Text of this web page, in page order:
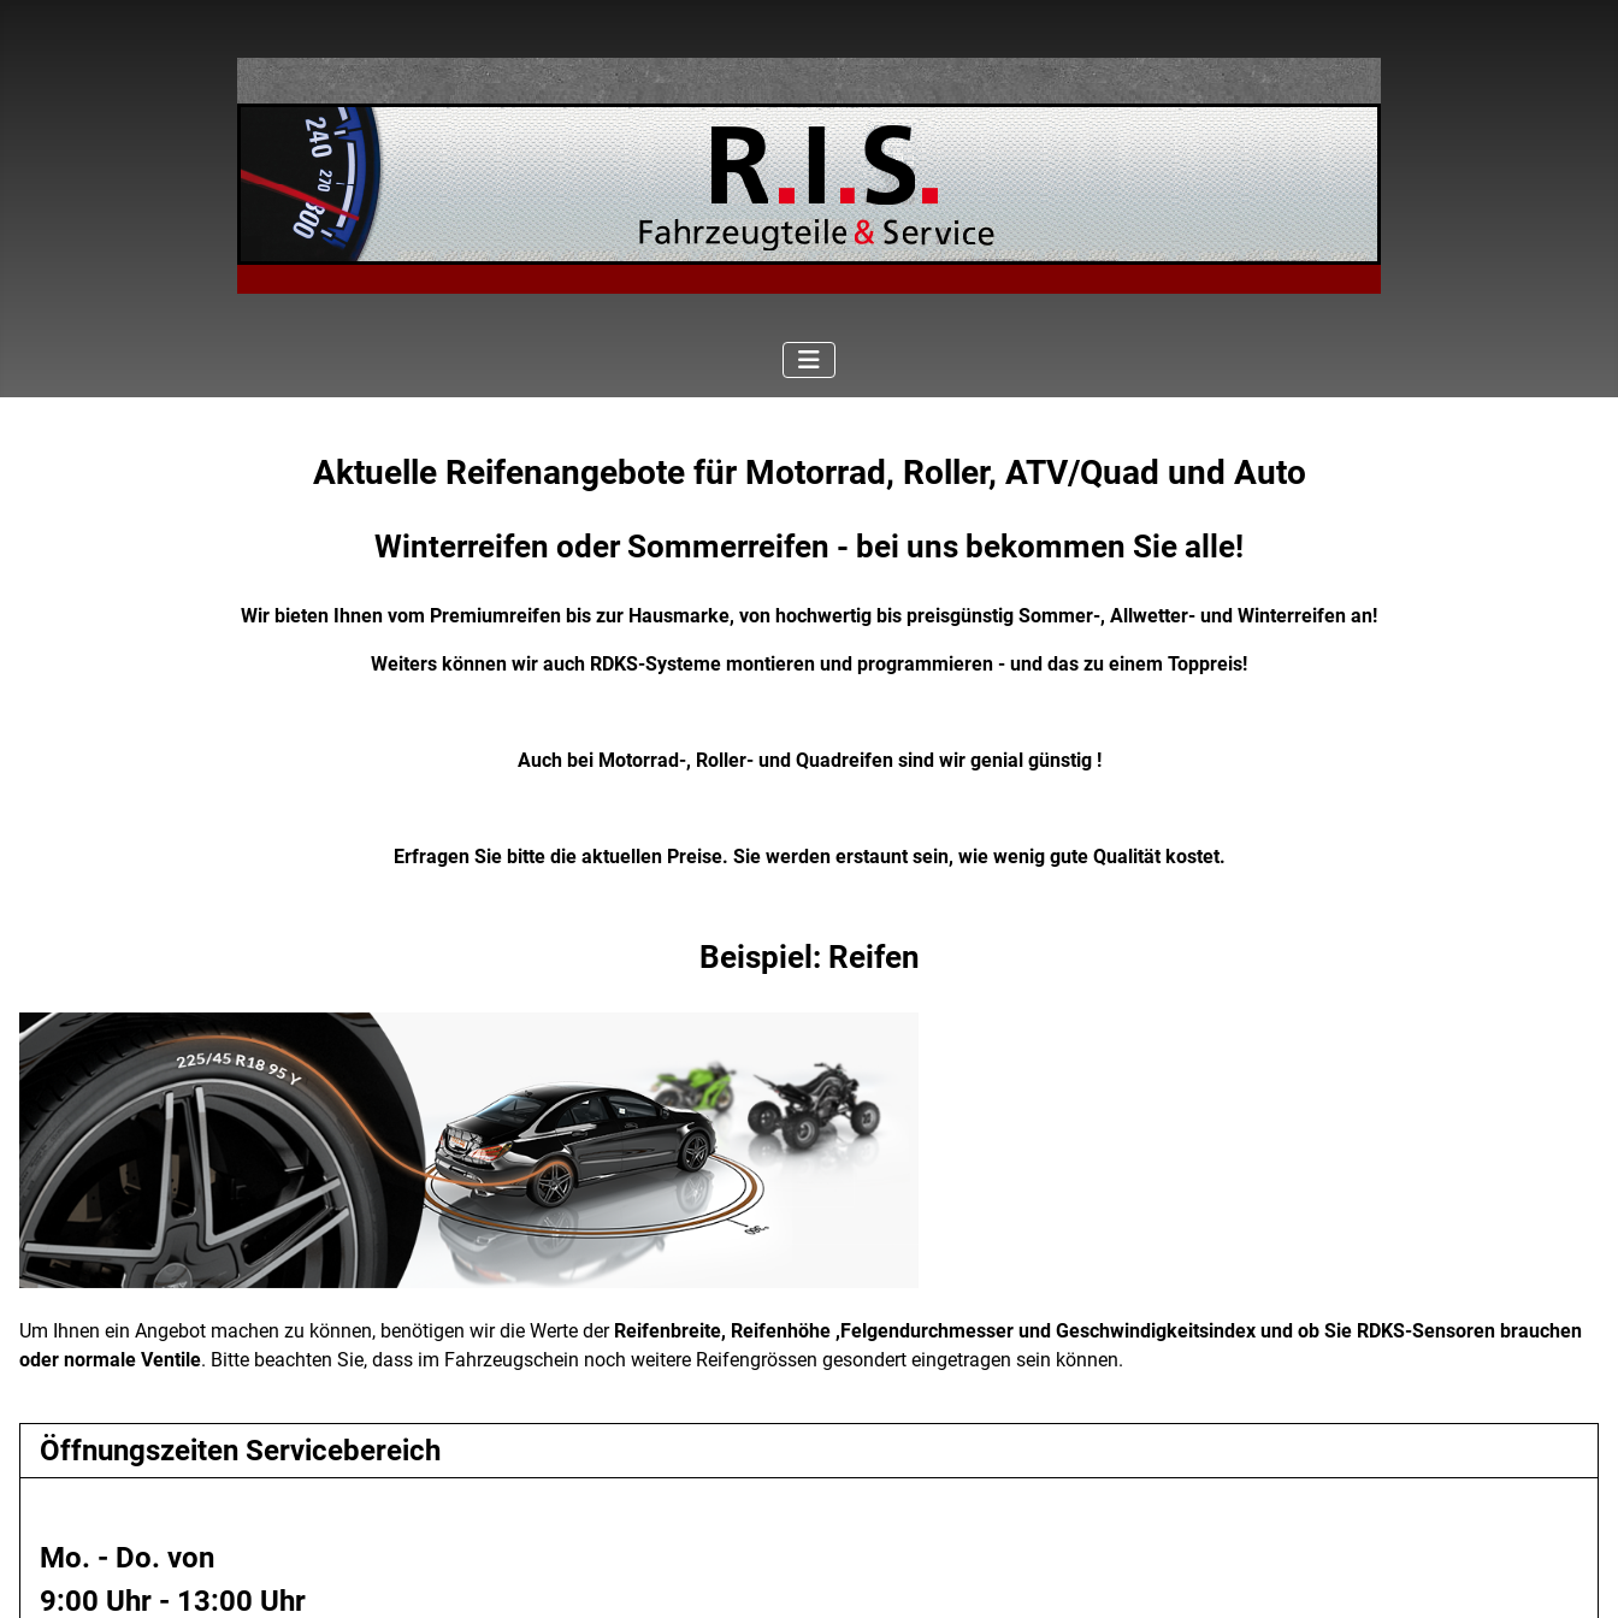
Aktuelle Reifenangebote für Motorrad, Roller, ATV/Quad und Auto
Winterreifen oder Sommerreifen - bei uns bekommen Sie alle!
Wir bieten Ihnen vom Premiumreifen bis zur Hausmarke, von hochwertig bis preisgünstig Sommer-, Allwetter- und Winterreifen an!
Weiters können wir auch RDKS-Systeme montieren und programmieren - und das zu einem Toppreis!
Auch bei Motorrad-, Roller- und Quadreifen sind wir genial günstig !
Erfragen Sie bitte die aktuellen Preise. Sie werden erstaunt sein, wie wenig gute Qualität kostet.
Beispiel: Reifen
Um Ihnen ein Angebot machen zu können, benötigen wir die Werte derReifenbreite, Reifenhöhe ,Felgendurchmesser und Geschwindigkeitsindex und ob Sie RDKS-Sensoren brauchen
oder normale Ventile. Bitte beachten Sie, dass im Fahrzeugschein noch weitere Reifengrössen gesondert eingetragen sein können.
Öffnungszeiten Servicebereich
Mo. - Do. von
9:00 Uhr - 13:00 Uhr